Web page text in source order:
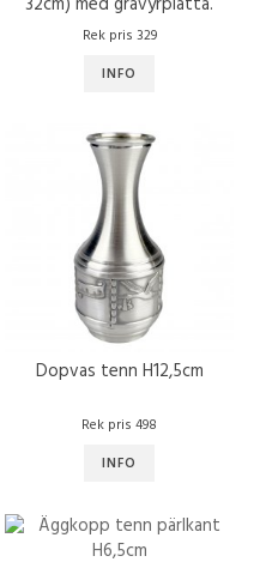
Rek pris 329
INFO
Dopvas tenn H12,5cm
Rek pris 498
INFO